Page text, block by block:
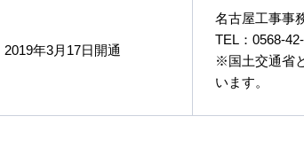
2019年3月17日開通
名古屋工事事
TEL：0568-
※国土交通省
います。